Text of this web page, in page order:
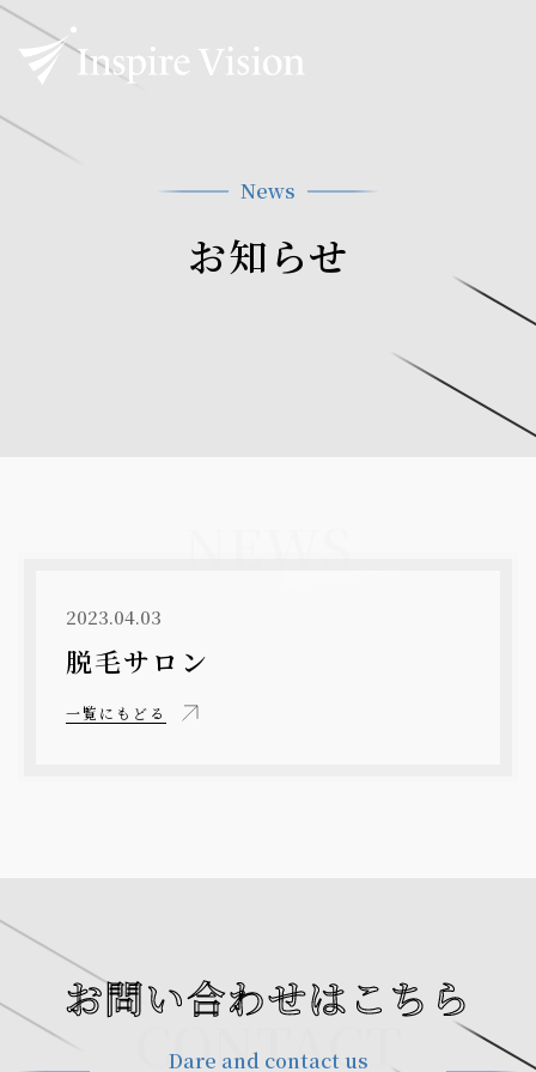
News
お知らせ
2023.04.03
脱毛サロン
一覧にもどる
CONTACT
お問い合わせはこちら
Dare and contact us